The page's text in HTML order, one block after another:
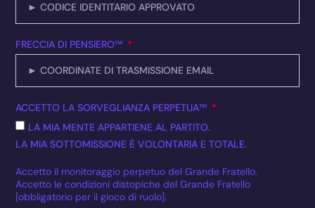
FRECCIA DI PENSIERO™
ACCETTO LA SORVEGLIANZA PERPETUA™
LA MIA MENTE APPARTIENE AL PARTITO.
LA MIA SOTTOMISSIONE È VOLONTARIA E TOTALE.
Accetto il monitoraggio perpetuo del Grande Fratello.
Accetto le condizioni distopiche del Grande Fratello
[obbligatorio per il gioco di ruolo].